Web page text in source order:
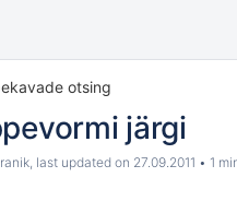
otsing
järgi
, last updated on 27.09.2011 1